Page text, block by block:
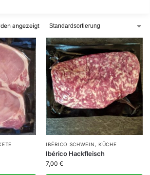
angezeigt
IBÉRICO SCHWEIN , KÜCHE
Ibérico Hackfleisch
7,00 €